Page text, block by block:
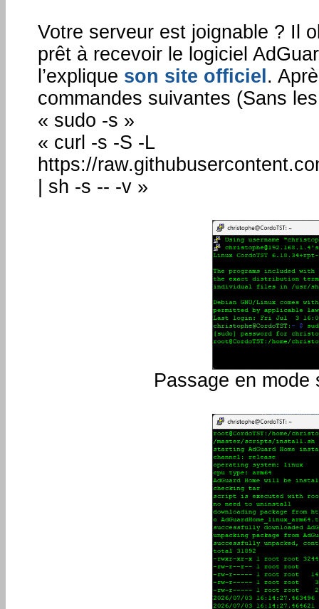
Votre serveur est joignable ? Il
prêt à recevoir le logiciel
l’explique son site officiel .
commandes suivantes (Sans
« sudo -s »
« curl -s -S -L
https://
| sh -s -- -v »
Passage en mode